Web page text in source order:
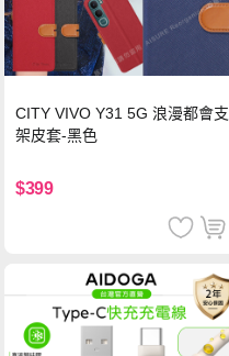
CITY VIVO Y31 5G 浪漫都會支
架皮套-黑色
$399